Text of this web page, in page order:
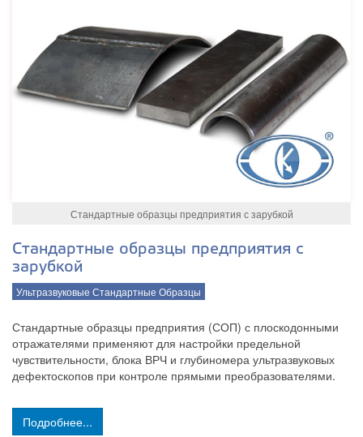
Стандартные образцы предприятия с зарубкой
Стандартные образцы предприятия с
зарубкой
Ультразвуковые Стандартные Образцы
Стандартные образцы предприятия (СОП) с плоскодонными
отражателями применяют для настройки предельной
чувствительности, блока ВРЧ и глубиномера ультразвуковых
дефектоскопов при контроле прямыми преобразователями.
Подробнее...